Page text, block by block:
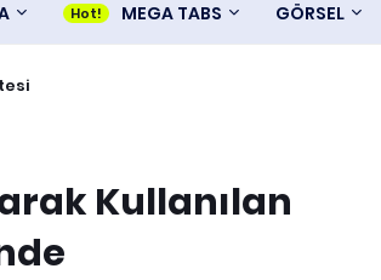
MEGA TABS GÖRSEL
Kullanılan